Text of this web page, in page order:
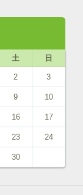
土 日
2 3
9 10
16 17
23 24
30